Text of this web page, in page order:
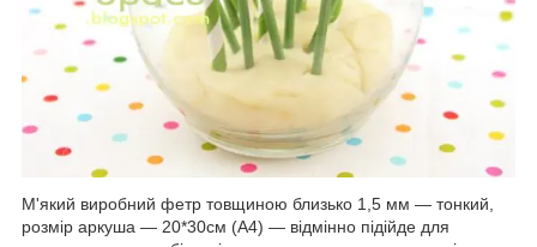
М'який виробний фетр товщиною близько 1,5 мм ― тонкий,
розмір аркуша ― 20*30см (А4) ― відмінно підійде для